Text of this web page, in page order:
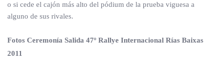
o si cede el cajón más alto del pódium de la prueba viguesa a
alguno de sus rivales.
Fotos Ceremonía Salida 47º Rallye Internacional Rías Baixas
2011